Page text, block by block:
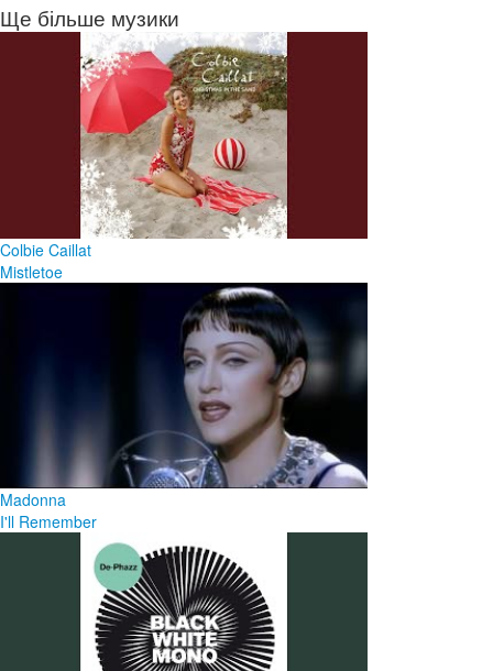
Ще більше музики
Colbie Caillat
Mistletoe
Madonna
I'll Remember